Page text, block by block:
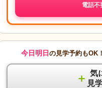
電話不
今日明日 の見学予約もOK！
＋ 気
見